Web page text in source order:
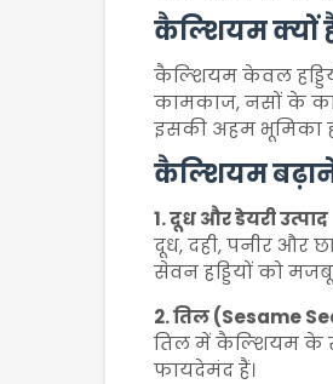
कैल्शियम क्यों
कैल्शियम केवल
कामकाज, नसों के
इसकी अहम भूमिका
कैल्शियम
1. दूध और डेयरी उत्पाद
दूध, दही, पनीर और
सेवन हड्डियों को
2. तिल (Sesame
तिल में कैल्शियम के
फायदेमंद हैं।